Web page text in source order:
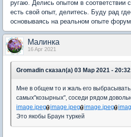
ругаю. Делись опытом в соответствии
есть свой опыт, делитесь. Буду рад
основываясь на реальном опыте
Малинка
16 Apr 2021
Gromadin сказал(а) 03 Мар 2021 -
Мне в общем то и жаль его
самых"козырных", соседи рядом
image.jpeg
image.jpeg image.jpeg
Это якобы Браун туркей